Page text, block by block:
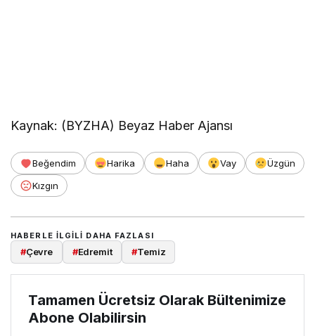
Kaynak: (BYZHA) Beyaz Haber Ajansı
Beğendim Harika Haha Vay
Üzgün
Kızgın
HABERLE ILGILI DAHA FAZLASI
#Çevre #Edremit #Temiz
Tamamen Ücretsiz Olarak Bültenimize
Abone Olabilirsin